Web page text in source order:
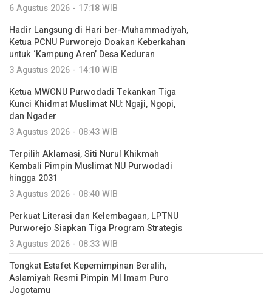
6 Agustus 2026 - 17:18 WIB
Hadir Langsung di Hari ber-Muhammadiyah,
Ketua PCNU Purworejo Doakan Keberkahan
untuk ‘Kampung Aren’ Desa Keduran
3 Agustus 2026 - 14:10 WIB
Ketua MWCNU Purwodadi Tekankan Tiga
Kunci Khidmat Muslimat NU: Ngaji, Ngopi,
dan Ngader
3 Agustus 2026 - 08:43 WIB
Terpilih Aklamasi, Siti Nurul Khikmah
Kembali Pimpin Muslimat NU Purwodadi
hingga 2031
3 Agustus 2026 - 08:40 WIB
Perkuat Literasi dan Kelembagaan, LPTNU
Purworejo Siapkan Tiga Program Strategis
3 Agustus 2026 - 08:33 WIB
Tongkat Estafet Kepemimpinan Beralih,
Aslamiyah Resmi Pimpin MI Imam Puro
Jogotamu